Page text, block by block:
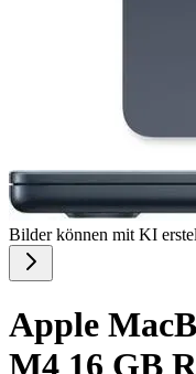
Bilder können mit KI
Apple
M4 16 GB